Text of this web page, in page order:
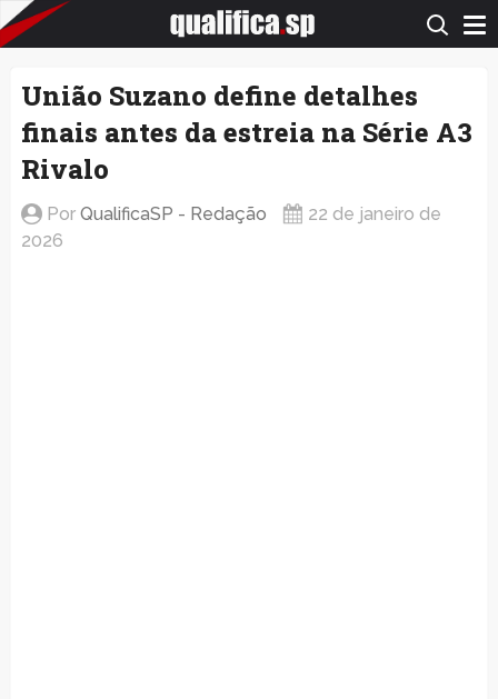
QualificaSP.com
União Suzano define detalhes
finais antes da estreia na Série A3
Rivalo
Por QualificaSP - Redação
22 de janeiro de
2026